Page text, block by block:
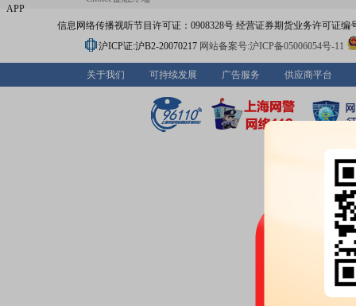
APP
信息网络传播视听节目许可证：0908328号 经营证券期货业务许可证编
沪ICP证:沪B2-20070217 网站备案号:沪ICP备05006054号-11
关于我们 可持续发展 广告服务 供应商平台